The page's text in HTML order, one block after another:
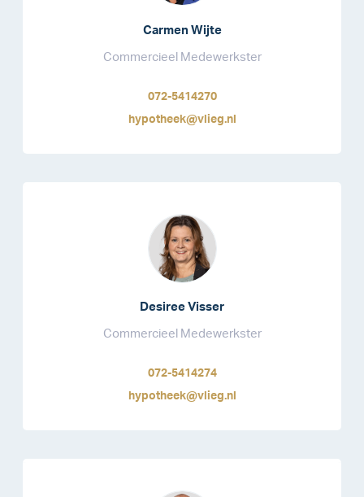
Carmen Wijte
Commercieel Medewerkster
072-5414270
hypotheek@vlieg.nl
Desiree Visser
Commercieel Medewerkster
072-5414274
hypotheek@vlieg.nl